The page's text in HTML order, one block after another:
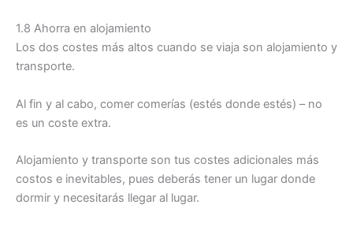
1.8 Ahorra en alojamiento
Los dos costes más altos cuando se viaja son alojamiento y
transporte.
Al fin y al cabo, comer comerías (estés donde estés) – no
es un coste extra.
Alojamiento y transporte son tus costes adicionales más
costos e inevitables, pues deberás tener un lugar donde
dormir y necesitarás llegar al lugar.